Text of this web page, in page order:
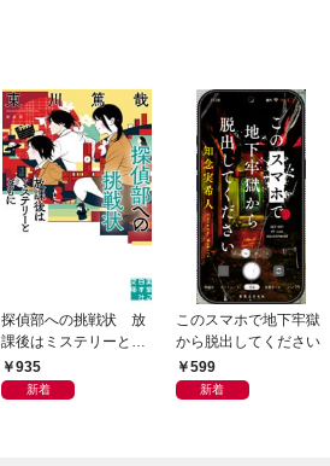
探偵部への挑戦状 放
課後はミステリーとと
もに 新装版
935
新着
このスマホで地下牢獄
から脱出してください
599
新着